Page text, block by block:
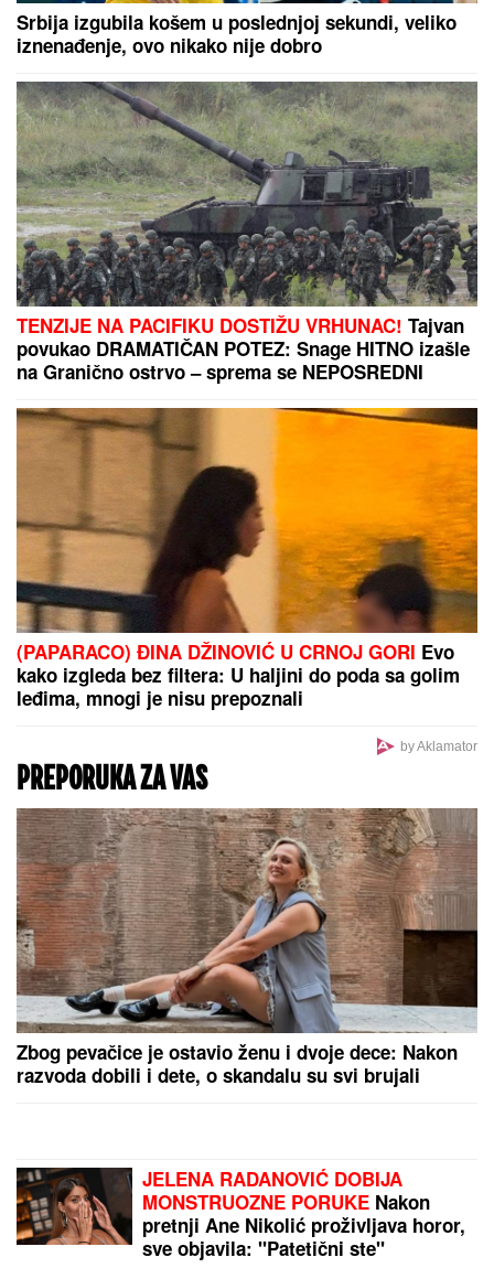
normalan svet, Đoković zapevao na koncertu Vlade
Georgijeva
KRVAVI EVRIDok su Milica i Marko
mučili pekara (73) tokom intimnog
odnosa, Martina (30) je u "puntu"
radila JEDNU stvar! (FOTO, VIDEO)
"JA SAM TO SMISLILA!"Dino Melin
tvrdi da je on napisao pesmu
"Beograd", Ceca posle 30 godina
otkrila istinu: "Nudila sam je Marini"
Zanimljiva naredna destinacija: Bivši košarkaš
Partizana napušta Evroligu
Prve slike sa mesta gde se utopio
nesrećni mladić: Policija izvukla telo
O. E. (28)
(VIDEO) MARIJANA MATEUS ĐUSKA
ISPRED BINEUhvatili smo je na
Cecinom koncertu, u miniću
pokazala izvajane noge, u publici i
ova poznata pevačica uživa sa
mužem
Srbija izgubila košem u poslednjoj sekundi, veliko
iznenađenje, ovo nikako nije dobro